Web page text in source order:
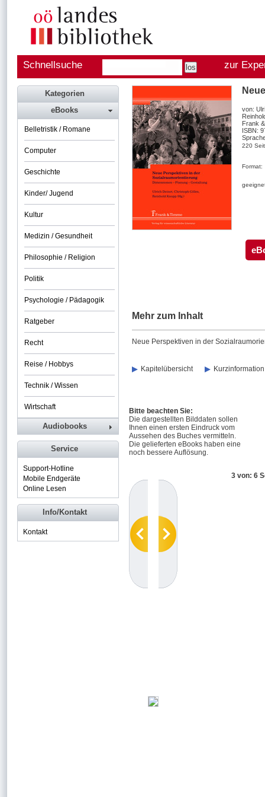
Schnellsuche zur
von:
Frank
ISBN:
220
Format:
Mehr zum Inhalt
Neue Perspektiven in der
Kapitelübersicht Kurzinformation
Bitte beachten Sie:
Die dargestellten Bilddaten sollen
Ihnen einen ersten Eindruck vom
Aussehen des Buches vermitteln.
Die gelieferten eBooks haben eine
noch bessere Auflösung.
3 von: 6
Kategorien
eBooks
Belletristik / Romane
Computer
Geschichte
Kinder/ Jugend
Kultur
Medizin / Gesundheit
Philosophie / Religion
Politik
Psychologie / Pädagogik
Ratgeber
Recht
Reise / Hobbys
Technik / Wissen
Wirtschaft
Audiobooks
Service
Support-Hotline
Mobile Endgeräte
Online Lesen
Info/Kontakt
Kontakt